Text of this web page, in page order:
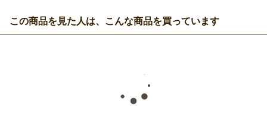
この商品を見た人は、こんな商品を買っています